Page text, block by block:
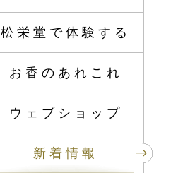
松栄堂で体験する
お香のあれこれ
ウェブショップ
新着情報